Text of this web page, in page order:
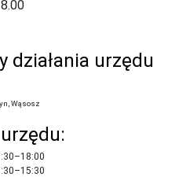
działania urzędu
Wąsosz